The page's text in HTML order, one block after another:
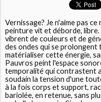
Vernissage? Je n'aime pas
peinture vit et déborde,
vibrent de couleurs et de
des ondes qui se
matérialiser cette énergie,
Pauvros peint l'espace
temporalité qui contrastent
soudain la tension d'une
à la fois corps et support,
bariolée, en retenue, sans